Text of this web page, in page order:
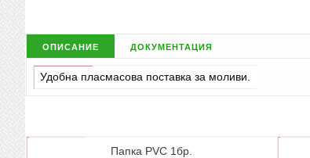
описание документация
Удобна пласмасова поставка за моливи.
Папка PVC 1бр.